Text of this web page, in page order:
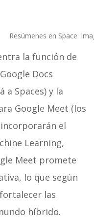
Resúmenes en Space.
la función de
Docs
a Spaces) y la
Google Meet (los
el
Learning,
Meet promete
lo que según
las
híbrido.